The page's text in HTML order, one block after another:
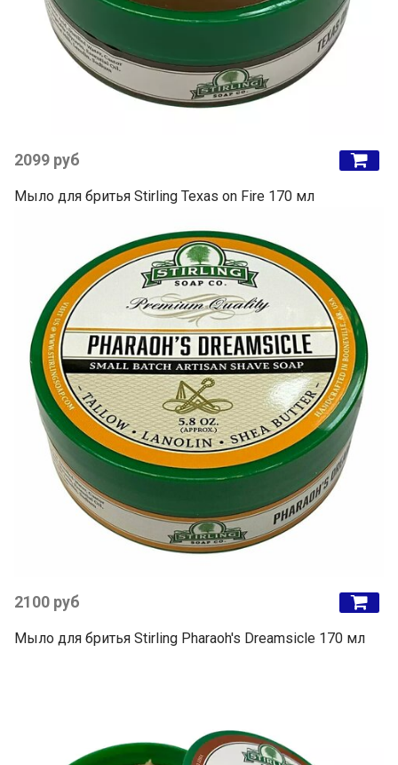
2099 руб
Мыло для бритья Stirling Texas on Fire 170 мл
2100 руб
Мыло для бритья Stirling Pharaoh's Dreamsicle 170 мл